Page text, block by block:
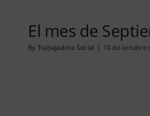
El mes de
By Trabajadora Social | 10 de octubre